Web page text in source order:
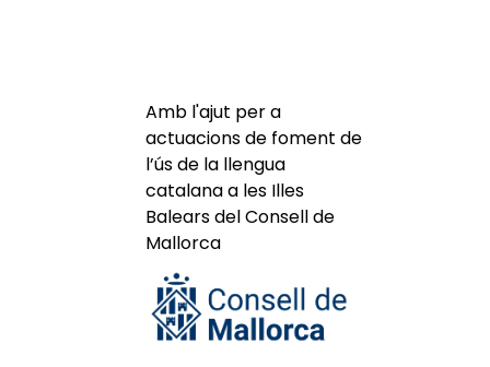
Amb l'ajut per a
actuacions de foment de
l’ús de la llengua
catalana a les Illes
Balears del Consell de
Mallorca